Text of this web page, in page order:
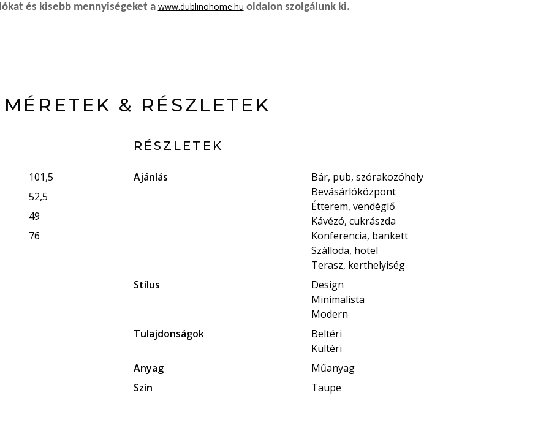
és kisebb mennyiségeket a www.dublinohome.hu oldalon szolgálunk ki.
MÉRETEK & RÉSZLETEK
101,5
52,5
49
76
RÉSZLETEK
Ajánlás
Bár, pub, szórakozóhely
Bevásárlóközpont
Étterem, vendéglő
Kávézó, cukrászda
Konferencia, bankett
Szálloda, hotel
Terasz, kerthelyiség
Stílus
Design
Minimalista
Modern
Tulajdonságok
Beltéri
Kültéri
Anyag
Műanyag
Szín
Taupe